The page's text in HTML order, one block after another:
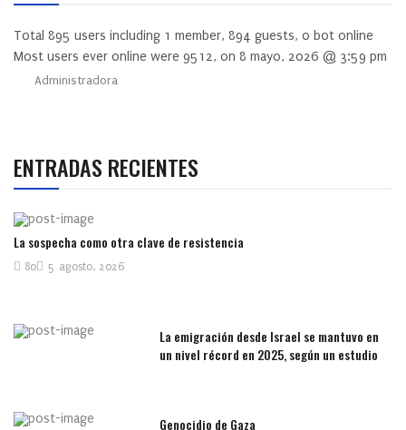
Total 895 users including 1 member, 894 guests, 0 bot online
Most users ever online were 9512, on 8 mayo, 2026 @ 3:59 pm
Administradora
ENTRADAS RECIENTES
La sospecha como otra clave de resistencia
5 agosto, 2026
80
La emigración desde Israel se mantuvo en
un nivel récord en 2025, según un estudio
Genocidio de Gaza